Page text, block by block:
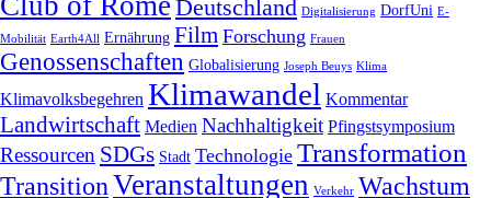
Deutschland Digitalisierung DorfUni E-
Mobilität Earth4All Ernährung Film Forschung Frauen
Genossenschaften Globalisierung Joseph Beuys Klima
Klimavolksbegehren Klimawandel Kommentar
Landwirtschaft Medien Nachhaltigkeit Pfingstsymposium
Ressourcen SDGs Stadt Technologie Transformation
TransitionVeranstaltungen Verkehr Wachstum